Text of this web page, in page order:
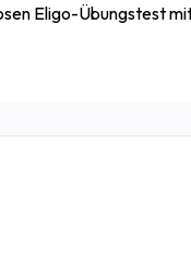
Eligo-Übungstest